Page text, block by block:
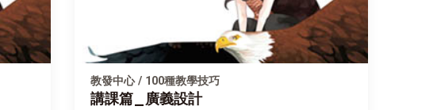
教發中心 / 100種教學技巧
講課篇_廣義設計